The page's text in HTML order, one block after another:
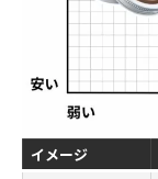
イメージ